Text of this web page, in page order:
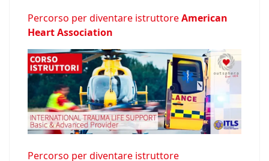
Percorso per diventare istruttoreAmerican
Heart Association
Percorso per diventare istruttore